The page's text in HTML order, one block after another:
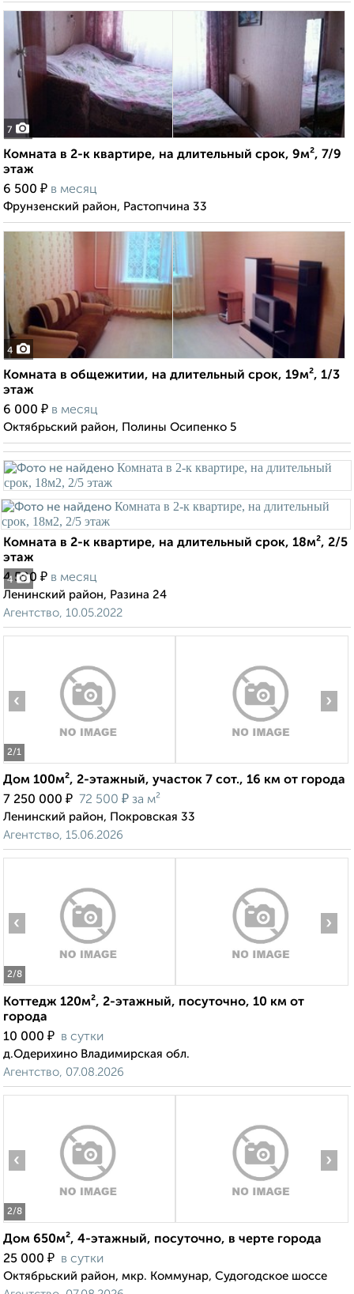
7
Комната в 2-к квартире, на длительный срок, 9м², 7/9
этаж
6 500 ₽ в месяц
Фрунзенский район, Растопчина 33
4
Комната в общежитии, на длительный срок, 19м², 1/3
этаж
6 000 ₽ в месяц
Октябрьский район, Полины Осипенко 5
4
Комната в 2-к квартире, на длительный срок, 18м², 2/5
этаж
4 500 ₽ в месяц
Ленинский район, Разина 24
Агентство, 10.05.2022
2/1
‹ ›
Дом 100м², 2-этажный, участок 7 сот., 16 км от города
7 250 000 ₽ 72 500 ₽ за м²
Ленинский район, Покровская 33
Агентство, 15.06.2026
2/8
‹ ›
Коттедж 120м², 2-этажный, посуточно, 10 км от
города
10 000 ₽ в сутки
д.Одерихино Владимирская обл.
Агентство, 07.08.2026
2/8
‹ ›
Дом 650м², 4-этажный, посуточно, в черте города
25 000 ₽ в сутки
Октябрьский район, мкр. Коммунар, Судогодское шоссе